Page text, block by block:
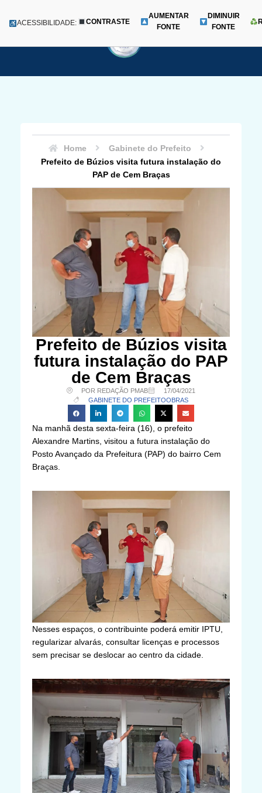
para
Menu
ACESSIBILIDADE: CONTRASTE
AUMENTAR
FONTE
DIMINUIR
FONTE
Home
Gabinete do Prefeito
Prefeito de Búzios visita futura instalação do
PAP de Cem Braças
Prefeito de Búzios visita
futura instalação do PAP
de Cem Braças
POR REDAÇÃO PMAB
17/04/2021
GABINETE DO PREFEITOOBRAS
Na manhã desta sexta-feira (16), o prefeito
Alexandre Martins, visitou a futura instalação do
Posto Avançado da Prefeitura (PAP) do bairro Cem
Braças.
Nesses espaços, o contribuinte poderá emitir IPTU,
regularizar alvarás, consultar licenças e processos
sem precisar se deslocar ao centro da cidade.